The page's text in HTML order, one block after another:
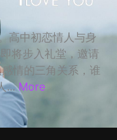
高中初恋情人与身
将步入礼堂，邀请
情的三角关系，谁
... More